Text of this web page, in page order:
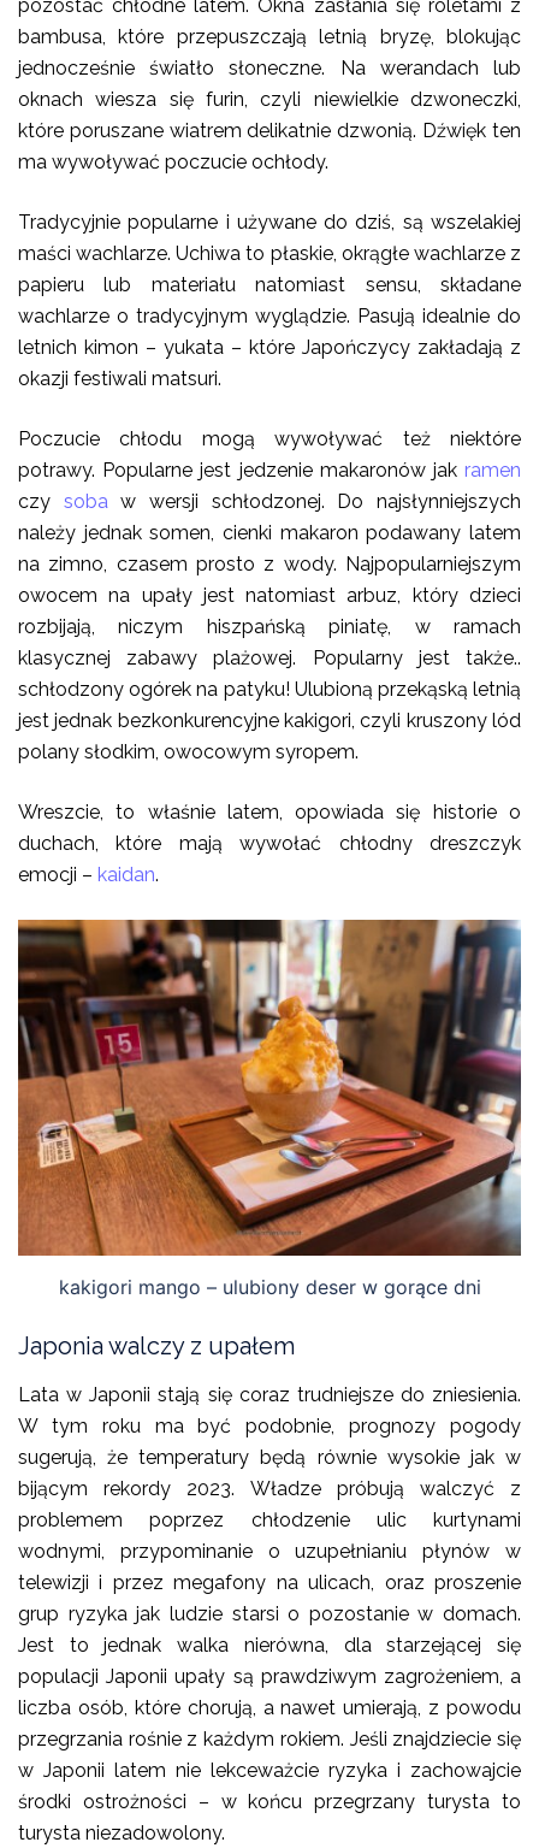
pozostać chłodne latem. Okna zasłania się roletami z
bambusa, które przepuszczają letnią bryzę, blokując
jednocześnie światło słoneczne. Na werandach lub
oknach wiesza się furin, czyli niewielkie dzwoneczki,
które poruszane wiatrem delikatnie dzwonią. Dźwięk ten
ma wywoływać poczucie ochłody.
Tradycyjnie popularne i używane do dziś, są wszelakiej
maści wachlarze. Uchiwa to płaskie, okrągłe wachlarze z
papieru lub materiału natomiast sensu, składane
wachlarze o tradycyjnym wyglądzie. Pasują idealnie do
letnich kimon – yukata – które Japończycy zakładają z
okazji festiwali matsuri.
Poczucie chłodu mogą wywoływać też niektóre
potrawy. Popularne jest jedzenie makaronów jak ramen
czy sobaw wersji schłodzonej. Do najsłynniejszych
należy jednak somen, cienki makaron podawany latem
na zimno, czasem prosto z wody. Najpopularniejszym
owocem na upały jest natomiast arbuz, który dzieci
rozbijają, niczym hiszpańską piniatę, w ramach
klasycznej zabawy plażowej. Popularny jest także..
schłodzony ogórek na patyku! Ulubioną przekąską letnią
jest jednak bezkonkurencyjne kakigori, czyli kruszony lód
polany słodkim, owocowym syropem.
Wreszcie, to właśnie latem, opowiada się historie o
duchach, które mają wywołać chłodny dreszczyk
emocji – kaidan.
kakigori mango – ulubiony deser w gorące dni
Japonia walczy z upałem
Lata w Japonii stają się coraz trudniejsze do zniesienia.
W tym roku ma być podobnie, prognozy pogody
sugerują, że temperatury będą równie wysokie jak w
bijącym rekordy 2023. Władze próbują walczyć z
problemem poprzez chłodzenie ulic kurtynami
wodnymi, przypominanie o uzupełnianiu płynów w
telewizji i przez megafony na ulicach, oraz proszenie
grup ryzyka jak ludzie starsi o pozostanie w domach.
Jest to jednak walka nierówna, dla starzejącej się
populacji Japonii upały są prawdziwym zagrożeniem, a
liczba osób, które chorują, a nawet umierają, z powodu
przegrzania rośnie z każdym rokiem. Jeśli znajdziecie się
w Japonii latem nie lekceważcie ryzyka i zachowajcie
środki ostrożności – w końcu przegrzany turysta to
turysta niezadowolony.